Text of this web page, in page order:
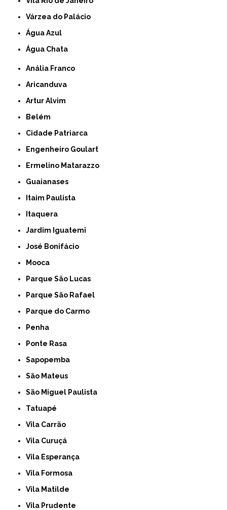
Várzea do Palácio
Água Azul
Água Chata
Anália Franco
Aricanduva
Artur Alvim
Belém
Cidade Patriarca
Engenheiro Goulart
Ermelino Matarazzo
Guaianases
Itaim Paulista
Itaquera
Jardim Iguatemi
José Bonifácio
Mooca
Parque São Lucas
Parque São Rafael
Parque do Carmo
Penha
Ponte Rasa
Sapopemba
São Mateus
São Miguel Paulista
Tatuapé
Vila Carrão
Vila Curuçá
Vila Esperança
Vila Formosa
Vila Matilde
Vila Prudente